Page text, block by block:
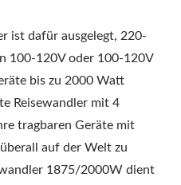
ist dafür ausgelegt, 220-
100-120V oder 100-120V
bis zu 2000 Watt
Reisewandler mit 4
tragbaren Geräte mit
auf der Welt zu
1875/2000W dient